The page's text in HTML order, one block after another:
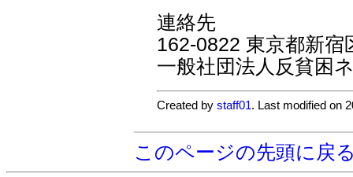
連絡先
162-0822 東京都新
一般社団法人反貧困
Created bystaff01. Last modified on
このページの先頭に戻